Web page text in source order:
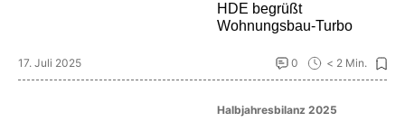
HDE begrüßt
Wohnungsbau-Turbo
17. Juli 2025 0 < 2 Min.
Halbjahresbilanz 2025